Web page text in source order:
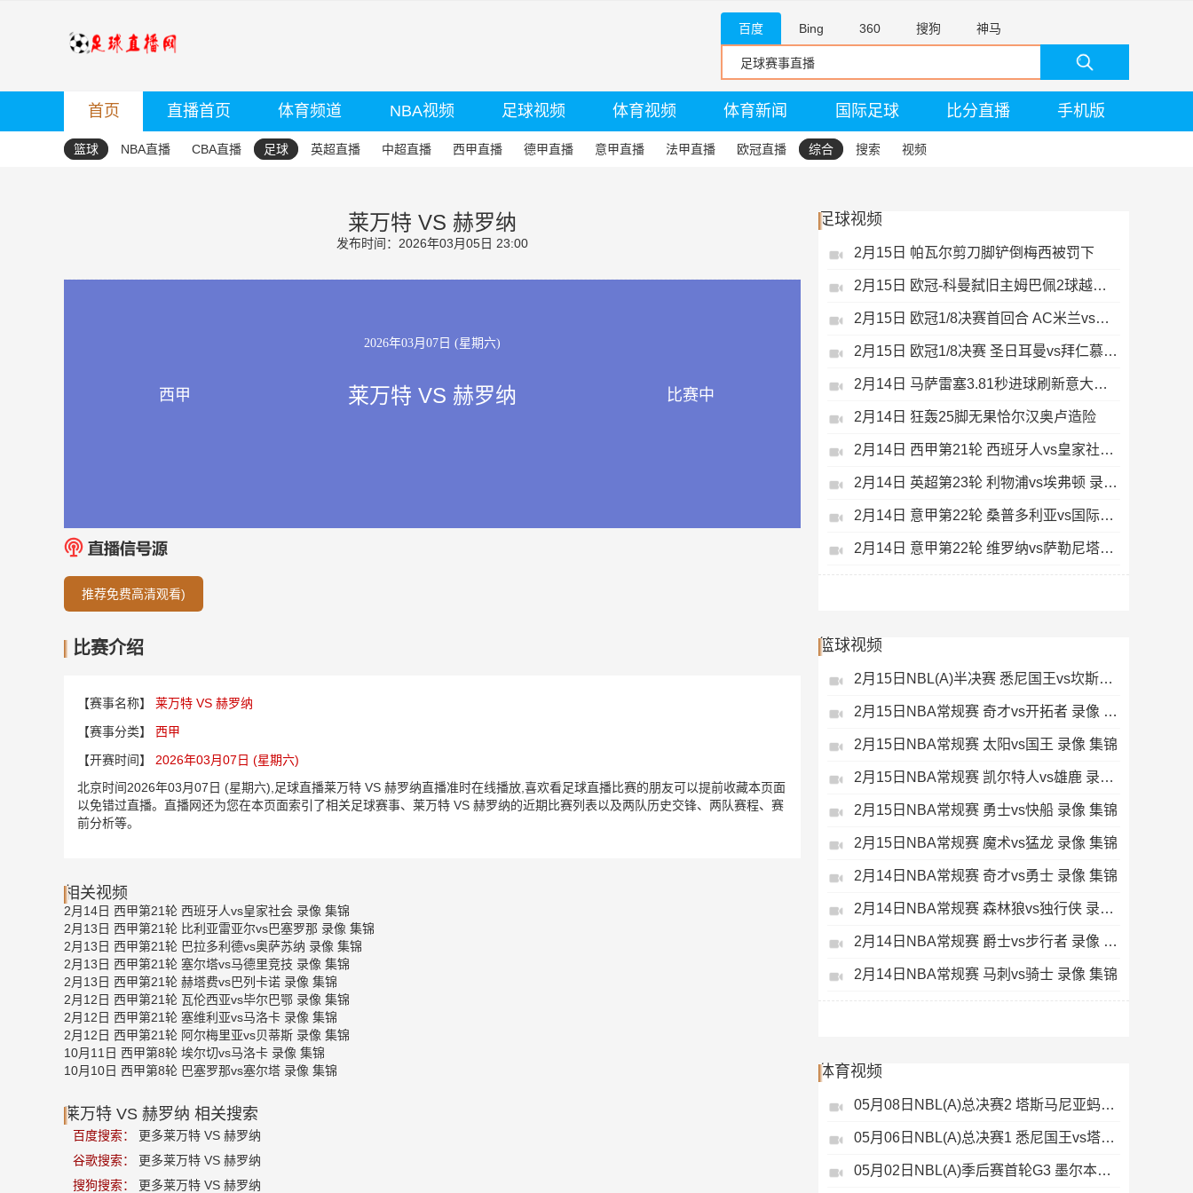
百度 Bing 360 搜狗 神马
首页 直播首页 体育频道 NBA视频 足球视频 体育视频 体育新闻 国际足球 比分直播 手机版
篮球 NBA直播 CBA直播 足球 英超直播 中超直播 西甲直播 德甲直播 意甲直播 法甲直播 欧冠直播 综合 搜索 视频
莱万特 VS 赫罗纳
发布时间：2026年03月05日 23:00
2026年03月07日 (星期六)
西甲 莱万特 VS 赫罗纳 比赛中
推荐免费高清观看)
比赛介绍
【赛事名称】
莱万特 VS 赫罗纳
【赛事分类】
西甲
【开赛时间】
2026年03月07日 (星期六)
北京时间2026年03月07日 (星期六),足球直播莱万特 VS 赫罗纳直播准时在线播放,喜欢看足球直播比赛的朋友可以提前收藏本页面
以免错过直播。直播网还为您在本页面索引了相关足球赛事、莱万特 VS 赫罗纳的近期比赛列表以及两队历史交锋、两队赛程、赛
前分析等。
相关视频
2月14日 西甲第21轮 西班牙人vs皇家社会 录像 集锦
2月13日 西甲第21轮 比利亚雷亚尔vs巴塞罗那 录像 集锦
2月13日 西甲第21轮 巴拉多利德vs奥萨苏纳 录像 集锦
2月13日 西甲第21轮 塞尔塔vs马德里竞技 录像 集锦
2月13日 西甲第21轮 赫塔费vs巴列卡诺 录像 集锦
2月12日 西甲第21轮 瓦伦西亚vs毕尔巴鄂 录像 集锦
2月12日 西甲第21轮 塞维利亚vs马洛卡 录像 集锦
2月12日 西甲第21轮 阿尔梅里亚vs贝蒂斯 录像 集锦
10月11日 西甲第8轮 埃尔切vs马洛卡 录像 集锦
10月10日 西甲第8轮 巴塞罗那vs塞尔塔 录像 集锦
莱万特 VS 赫罗纳 相关搜索
百度搜索：
更多莱万特 VS 赫罗纳
谷歌搜索：
更多莱万特 VS 赫罗纳
搜狗搜索：
更多莱万特 VS 赫罗纳
足球视频
2月15日 帕瓦尔剪刀脚铲倒梅西被罚下
2月15日 欧冠-科曼弑旧主姆巴佩2球越位无效
2月15日 欧冠1/8决赛首回合 AC米兰vs热刺 录像 集锦
2月15日 欧冠1/8决赛 圣日耳曼vs拜仁慕尼黑 录像 集锦
2月14日 马萨雷塞3.81秒进球刷新意大利历史
2月14日 狂轰25脚无果恰尔汉奥卢造险
2月14日 西甲第21轮 西班牙人vs皇家社会 录像 集锦
2月14日 英超第23轮 利物浦vs埃弗顿 录像 集锦
2月14日 意甲第22轮 桑普多利亚vs国际米兰 录像 集锦
2月14日 意甲第22轮 维罗纳vs萨勒尼塔纳 录像 集锦
篮球视频
2月15日NBL(A)半决赛 悉尼国王vs坎斯大班 录像 集锦
2月15日NBA常规赛 奇才vs开拓者 录像 集锦
2月15日NBA常规赛 太阳vs国王 录像 集锦
2月15日NBA常规赛 凯尔特人vs雄鹿 录像 集锦
2月15日NBA常规赛 勇士vs快船 录像 集锦
2月15日NBA常规赛 魔术vs猛龙 录像 集锦
2月14日NBA常规赛 奇才vs勇士 录像 集锦
2月14日NBA常规赛 森林狼vs独行侠 录像 集锦
2月14日NBA常规赛 爵士vs步行者 录像 集锦
2月14日NBA常规赛 马刺vs骑士 录像 集锦
体育视频
05月08日NBL(A)总决赛2 塔斯马尼亚蚂蚁vs悉尼国王 录像
05月06日NBL(A)总决赛1 悉尼国王vs塔斯马尼亚蚂蚁 全场录像
05月02日NBL(A)季后赛首轮G3 墨尔本联 - 塔斯马尼亚蚂蚁 录像集锦